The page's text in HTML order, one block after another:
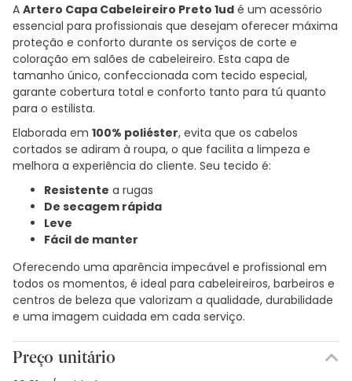
A Artero Capa Cabeleireiro Preto 1ud é um acessório
essencial para profissionais que desejam oferecer máxima
proteção e conforto durante os serviços de corte e
coloração em salões de cabeleireiro. Esta capa de
tamanho único, confeccionada com tecido especial,
garante cobertura total e conforto tanto para tú quanto
para o estilista.
Elaborada em 100% poliéster, evita que os cabelos
cortados se adiram à roupa, o que facilita a limpeza e
melhora a experiência do cliente. Seu tecido é:
Resistente a rugas
De secagem rápida
Leve
Fácil de manter
Oferecendo uma aparência impecável e profissional em
todos os momentos, é ideal para cabeleireiros, barbeiros e
centros de beleza que valorizam a qualidade, durabilidade
e uma imagem cuidada em cada serviço.
Preço unitário